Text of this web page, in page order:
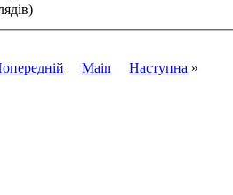
Main Наступна »